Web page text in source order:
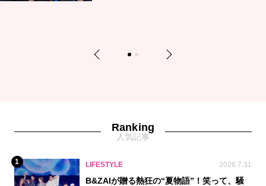
Previous 1 2 Next
Ranking
人気記事
1 LIFESTYLE 2026.7.31
B&ZAIが贈る熱狂の“夏物語”！笑って、騒